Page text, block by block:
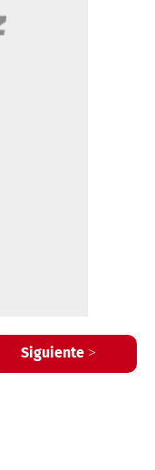
Siguiente >